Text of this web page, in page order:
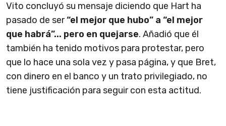
Vito concluyó su mensaje diciendo que Hart ha
pasado de ser“el mejor que hubo” a “el mejor
que habrá”... pero en quejarse. Añadió que él
también ha tenido motivos para protestar, pero
que lo hace una sola vez y pasa página, y que Bret,
con dinero en el banco y un trato privilegiado, no
tiene justificación para seguir con esta actitud.